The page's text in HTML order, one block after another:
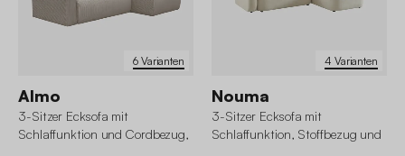
6 Varianten
Almo
3-Sitzer Ecksofa mit
Schlaffunktion und Cordbezug,
4 Varianten
Nouma
3-Sitzer Ecksofa mit
Schlaffunktion, Stoffbezug und